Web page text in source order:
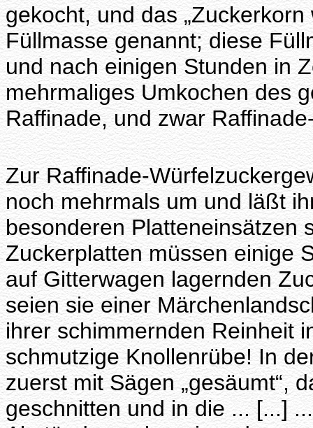
gekocht, und das
Füllmasse genannt; diese
und nach einigen Stunden in
mehrmaliges Umkochen des
Raffinade, und zwar
Zur Raffinade-
noch mehrmals um und läßt
besonderen Platteneinsätzen
Zuckerplatten müssen einige
auf Gitterwagen lagernden
seien sie einer
ihrer schimmernden Reinheit
schmutzige Knollenrübe! In
zuerst mit Sägen „gesäumt“,
geschnitten und in die ... [...]